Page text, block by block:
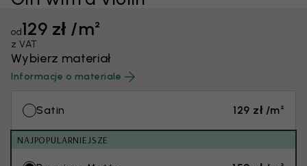
od129 zł /m²
z VAT
Wybierz materiał
Informacje o materiale
Satin 129 zł /m²
NAJPOPULARNIEJSZE